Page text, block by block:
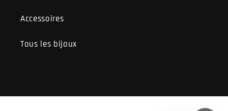
Accessoires
Tous les bijoux